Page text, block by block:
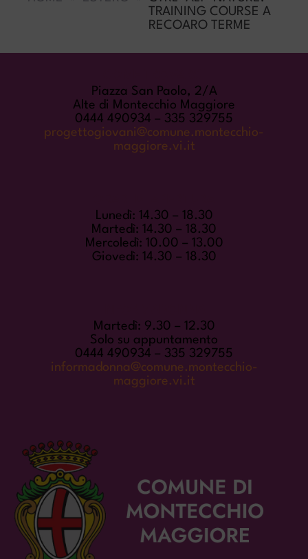
TRAINING COURSE A
RECOARO TERME
Piazza San Paolo, 2/A
Alte di Montecchio Maggiore
0444 490934 – 335 329755
progettogiovani@comune.montecchio-
maggiore.vi.it
Lunedì: 14.30 – 18.30
Martedì: 14.30 – 18.30
Mercoledì: 10.00 – 13.00
Giovedì: 14.30 – 18.30
Martedì: 9.30 – 12.30
Solo su appuntamento
0444 490934 – 335 329755
informadonna@comune.montecchio-
maggiore.vi.it